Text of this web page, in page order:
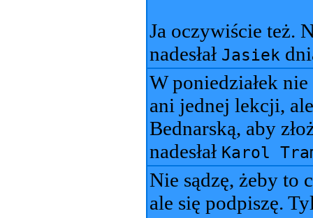
Ja oczywiście też.
nadesłał Jasiek
W poniedziałek
ani jednej lekcji,
Bednarską, aby
nadesłał Karol
Nie sądzę, żeby to
ale się podpiszę.